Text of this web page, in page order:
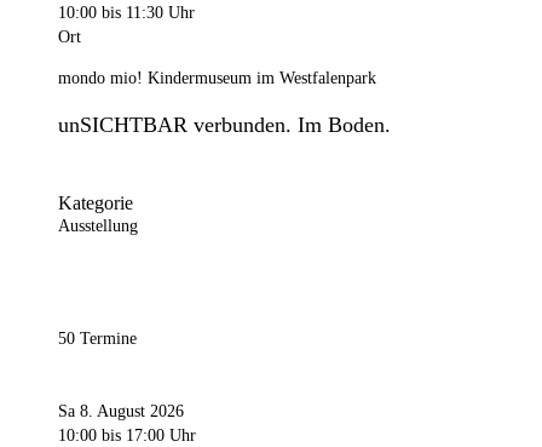
10:00 bis 11:30 Uhr
Ort
mondo mio! Kindermuseum im Westfalenpark
unSICHTBAR verbunden. Im Boden.
Kategorie
Ausstellung
50 Termine
Sa 8. August 2026
10:00 bis 17:00 Uhr